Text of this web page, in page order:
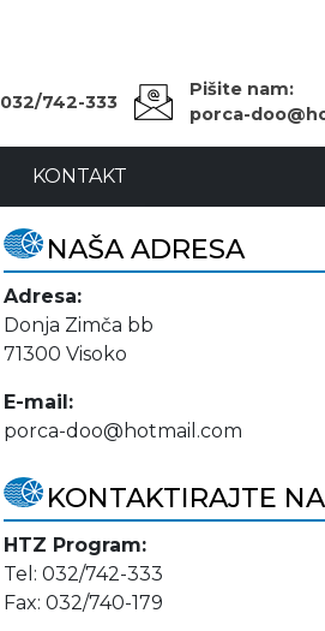
032/742-333
Pišite nam:
porca-
KONTAKT
NAŠA ADRESA
Adresa:
Donja Zimča bb
71300 Visoko
E-mail:
porca-doo@hotmail.com
KONTAKTIRAJTE
HTZ Program:
Tel: 032/742-333
Fax: 032/740-179